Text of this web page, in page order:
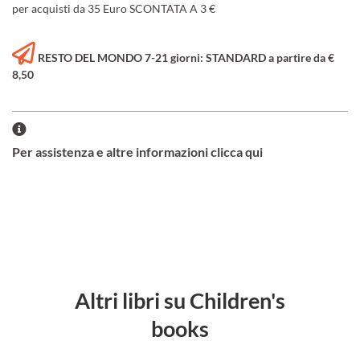
per acquisti da 35 Euro SCONTATA A 3 €
RESTO DEL MONDO 7-21 giorni: STANDARD a partire da €
8,50
Per assistenza e altre informazioni clicca qui
Altri libri su Children's
books